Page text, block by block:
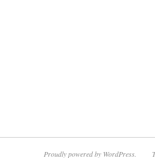
Proudly powered by WordPress.